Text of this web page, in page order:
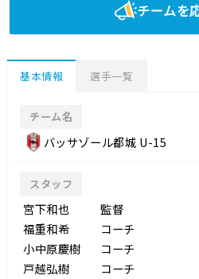
チームを
基本情報 選手一覧
チーム名
バッサゾール都城 U-15
スタッフ
宮下和也
監督
福重和希
コーチ
小中原慶樹
コーチ
戸越弘樹
コーチ